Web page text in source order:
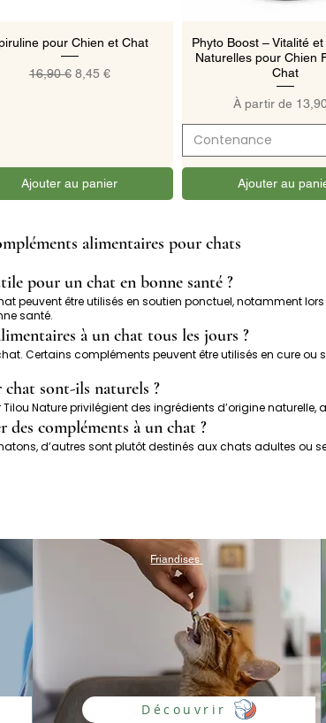
Aperçu rapide
pour Chien et Chat
Prix original
16,90 € Prix promotionnel
8,45 €
Ajouter au panier
Aperçu
Phyto Boost – Vitalité
Naturelles pour Chien
Chat
À partir de
Prix
Contenance
Ajouter au
alimentaires pour chats
pour un chat en bonne santé ?
peuvent être utilisés en soutien ponctuel, notamment
santé.
à un chat tous les jours ?
Certains compléments peuvent être utilisés en cure ou
chat sont-ils naturels ?
Nature privilégient des ingrédients d’origine
des compléments à un chat ?
d’autres sont plutôt destinés aux chats adultes ou
Friandises
Découvrir